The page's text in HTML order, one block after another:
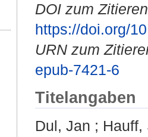
DOI zum
https://doi.org/
URN zum
epub-7421-6
Titelangaben
Dul, Jan ; Hauff,